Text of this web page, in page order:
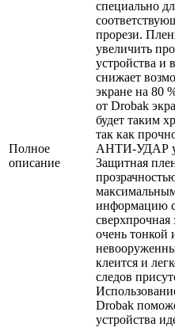
Полное
описание
специально
прорези.
увеличить
устройства и
снижает
экране на 80
от Drobak
будет таким
так как
АНТИ-УДАР
Защитная
информацию с
сверхпрочная
очень тонкой
клеится и
следов
Drobak
устройства